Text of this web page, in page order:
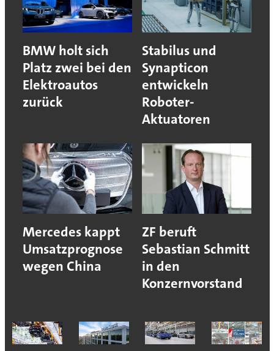
BMW holt sich
Platz zwei bei den
Elektroautos
zurück
Stabilus und
Synapticon
entwickeln
Roboter-
Aktuatoren
Mercedes kappt
Umsatzprognose
wegen China
ZF beruft
Sebastian Schmitt
in den
Konzernvorstand